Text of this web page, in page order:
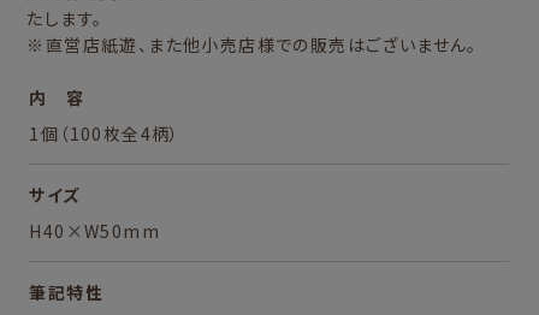
たします。
※直営店紙遊、また他小売店様での販売はございません。
内 容
1個（100枚全4柄）
サイズ
H40×W50mm
筆記特性